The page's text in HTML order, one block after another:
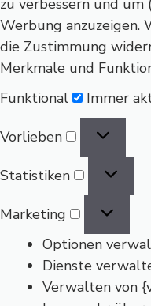
Werbung anzuzeigen.
die Zustimmung
Merkmale und
Funktional
Funktional
Immer
Vorlieben
Statistiken
Marketing
Optionen
Dienste
Verwalten von